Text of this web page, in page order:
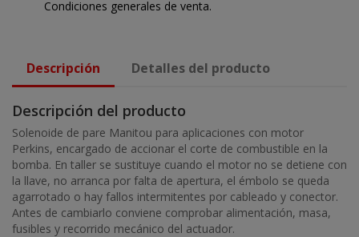
Condiciones generales de venta.
Descripción Detalles del producto
Descripción del producto
Solenoide de pare Manitou para aplicaciones con motor
Perkins, encargado de accionar el corte de combustible en la
bomba. En taller se sustituye cuando el motor no se detiene con
la llave, no arranca por falta de apertura, el émbolo se queda
agarrotado o hay fallos intermitentes por cableado y conector.
Antes de cambiarlo conviene comprobar alimentación, masa,
fusibles y recorrido mecánico del actuador.